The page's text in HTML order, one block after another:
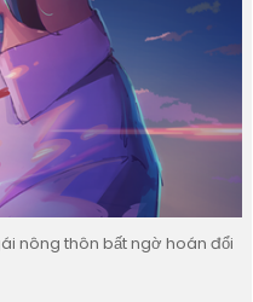
nông thôn bất ngờ hoán đổi